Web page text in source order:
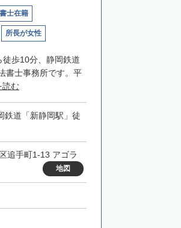
士在籍
所長が女性
歩10分、静岡鉄道
書士事務所です。平
読む
鉄道「新静岡駅」徒
追手町1-13 アゴラ
地図